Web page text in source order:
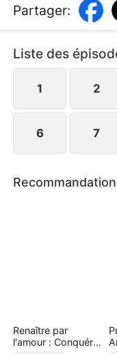
septième année
Cette fois, Sophie
en se consacrant
avait abandonnée.
Partager:
Liste des
1 2
6 7
Recommandation
Renaître par
l'amour : Conquérir